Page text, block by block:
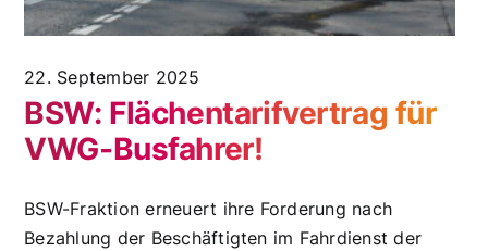
BSW: Flächentarifvertrag für
VWG-Busfahrer!
22. September 2025
BSW-Fraktion erneuert ihre Forderung nach
Bezahlung der Beschäftigten im Fahrdienst der